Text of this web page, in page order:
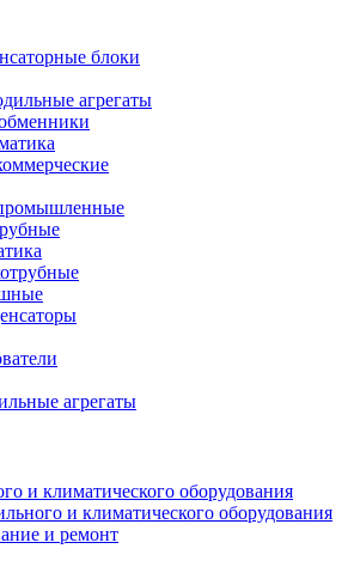
блоки
агрегаты
агрегаты
и климатического оборудования
и климатического оборудования
и ремонт